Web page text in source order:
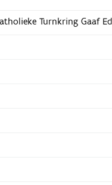
Turnkring Gaaf